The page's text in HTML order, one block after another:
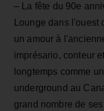
– La fête du 90e
Lounge dans
un amour à
imprésario, conteur
longtemps comme
underground au
grand nombre de